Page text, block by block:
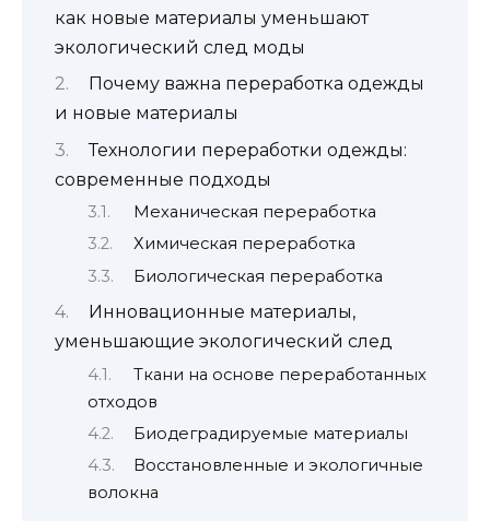
как новые материалы уменьшают
экологический след моды
Почему важна переработка одежды
и новые материалы
Технологии переработки одежды:
современные подходы
Механическая переработка
Химическая переработка
Биологическая переработка
Инновационные материалы,
уменьшающие экологический след
Ткани на основе переработанных
отходов
Биодеградируемые материалы
Восстановленные и экологичные
волокна